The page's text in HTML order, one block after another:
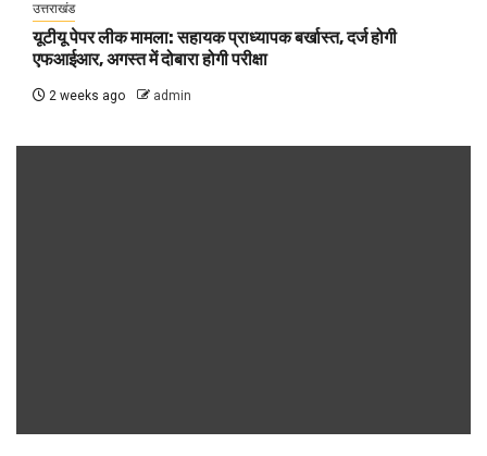
उत्तराखंड
यूटीयू पेपर लीक मामला: सहायक प्राध्यापक बर्खास्त, दर्ज होगी
एफआईआर, अगस्त में दोबारा होगी परीक्षा
2 weeks ago admin